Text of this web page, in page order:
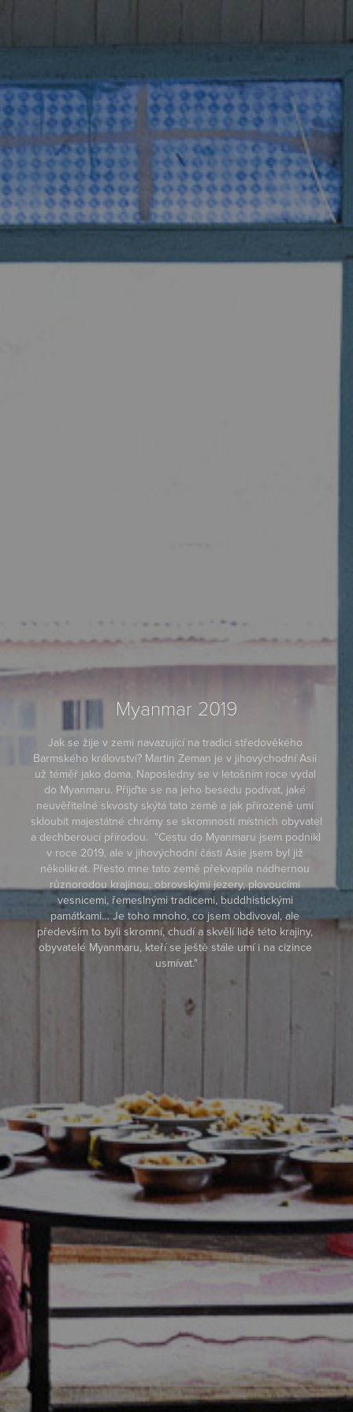
Myanmar 2019
Jak se žije v zemi navazující na tradici středověkého
Barmského království? Martin Zeman je v jihovýchodní Asii
už téměř jako doma. Naposledny se v letošním roce vydal
do Myanmaru. Přijďte se na jeho besedu podívat, jaké
neuvěřitelné skvosty skýtá tato země a jak přirozeně umí
skloubit majestátné chrámy se skromností místních obyvatel
a dechberoucí přírodou.  "Cestu do Myanmaru jsem podnikl
v roce 2019, ale v jihovýchodní části Asie jsem byl již
několikrát. Přesto mne tato země překvapila nádhernou
různorodou krajinou, obrovskými jezery, plovoucími
vesnicemi, řemeslnými tradicemi, buddhistickými
památkami… Je toho mnoho, co jsem obdivoval, ale
především to byli skromní, chudí a skvělí lidé této krajiny,
obyvatelé Myanmaru, kteří se ještě stále umí i na cizince
usmívat."